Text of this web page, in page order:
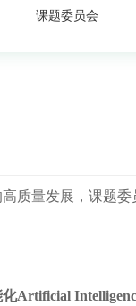
课题委员会
质量发展，课题
化Artificial